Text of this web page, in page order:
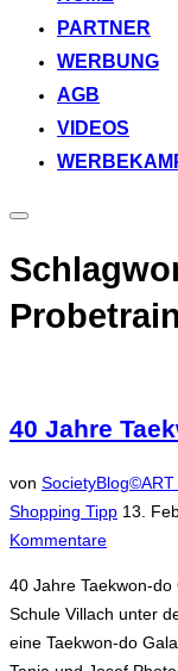
PARTNER
WERBUNG
AGB
VIDEOS
Seitenleiste
Navigation
umschalten
40 Jahre
von SocietyBlog©ART
Shopping Tipp 13.
Kommentare
40 Jahre Taekwon-
Schule Villach unter
eine Taekwon-do